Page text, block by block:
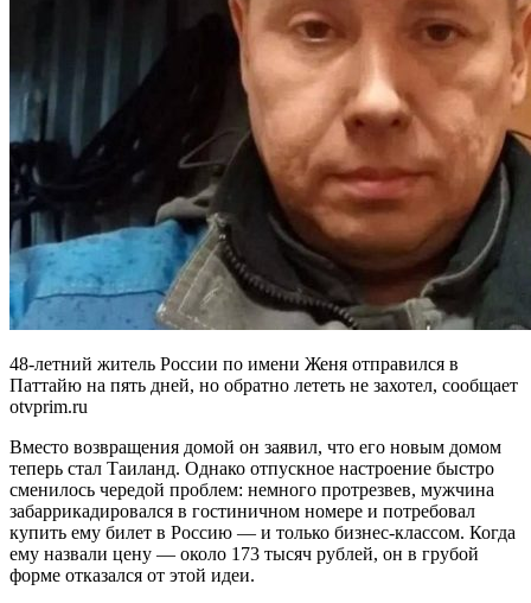
48-летний житель России по имени Женя отправился в
Паттайю на пять дней, но обратно лететь не захотел, сообщает
otvprim.ru
Вместо возвращения домой он заявил, что его новым домом
теперь стал Таиланд. Однако отпускное настроение быстро
сменилось чередой проблем: немного протрезвев, мужчина
забаррикадировался в гостиничном номере и потребовал
купить ему билет в Россию — и только бизнес-классом. Когда
ему назвали цену — около 173 тысяч рублей, он в грубой
форме отказался от этой идеи.